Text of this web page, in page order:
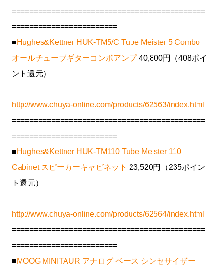
============================================
========================
■Hughes&Kettner HUK-TM5/C Tube Meister 5 Combo
オールチューブギターコンボアンプ40,800円（408ポイ
ント還元）
http://www.chuya-online.com/products/62563/index.html
============================================
========================
■Hughes&Kettner HUK-TM110 Tube Meister 110
Cabinet スピーカーキャビネット 23,520円（235ポイン
ト還元）
http://www.chuya-online.com/products/62564/index.html
============================================
========================
■MOOG MINITAUR アナログ ベース シンセサイザー